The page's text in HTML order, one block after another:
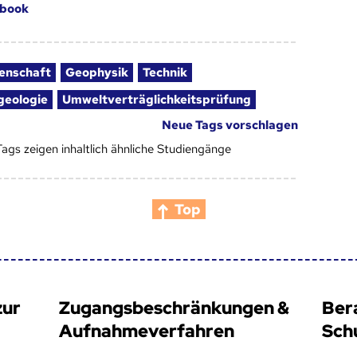
Geophysik
Technik
Umweltverträglichkeitsprüfung
Neue Tags vorschlagen
zeigen inhaltlich ähnliche Studiengänge
Top
Zugangsbeschränkungen &
Aufnahmeverfahren